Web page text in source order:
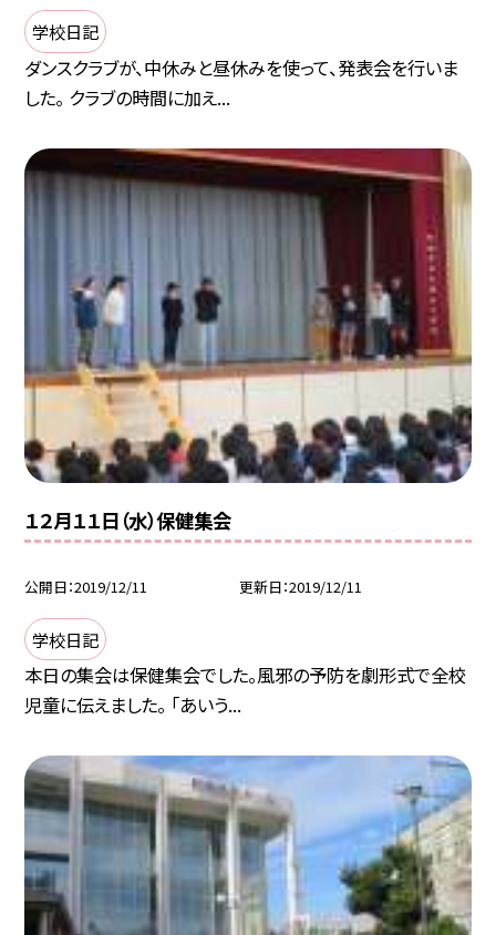
学校日記
ダンスクラブが、中休みと昼休みを使って、発表会を行いま
した。 クラブの時間に加え...
１２月１１日（水）保健集会
公開日 2019/12/11 更新日 2019/12/11
学校日記
本日の集会は保健集会でした。風邪の予防を劇形式で全校
児童に伝えました。 「あいう...